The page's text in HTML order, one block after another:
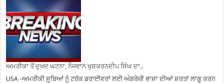
ਅਮਰੀਕਾ ਤੋਂ ਦੁਖਦ ਘਟਨਾ, ਨੌਜਵਾਨ ਖੁਸ਼ਕਰਨਦੀਪ ਸਿੰਘ ਦਾ..
USA -ਅਮਰੀਕੀ ਸੂਬਿਆਂ ਨੂੰ ਟਰੱਕ ਡਰਾਈਵਰਾਂ ਲਈ ਅੰਗਰੇਜ਼ੀ ਭਾਸ਼ਾ ਦੀਆਂ ਸ਼ਰਤਾਂ ਲਾਗੂ ਕਰਨ